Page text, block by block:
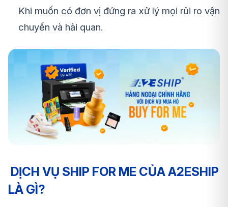
Khi muốn có đơn vị đứng ra xử lý mọi rủi ro vận
chuyển và hải quan.
DỊCH VỤ SHIP FOR ME CỦA A2ESHIP
LÀ GÌ?